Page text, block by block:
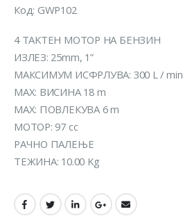
Код: GWP102
4 ТAKTEН МОТОР НА БЕНЗИН
ИЗЛЕЗ: 25mm, 1”
МАКСИМУМ ИСФРЛУВА: 300 L / min
MAX: ВИСИНА 18 m
МАX: ПОВЛЕКУВА 6 m
МОТОР: 97 cc
РАЧНО ПАЛЕЊЕ
ТЕЖИНА: 10.00 Kg